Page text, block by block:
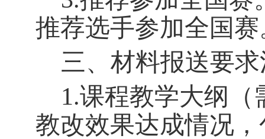
推荐选手参加全国赛
三、材料报送要
1.课程教学大纲
教改效果达成情况